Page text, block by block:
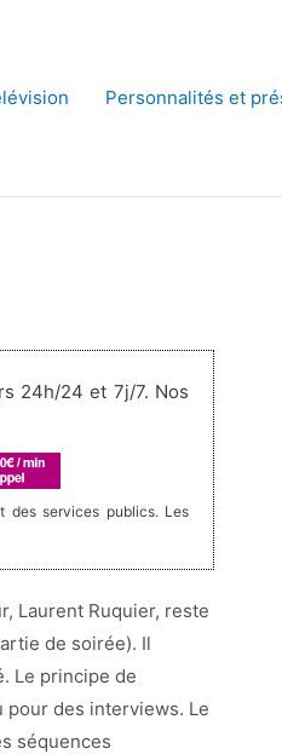
Personnalités et
24h/24 et 7j/7. Nos
des services publics. Les
Laurent Ruquier, reste
de soirée). Il
Le principe de
pour des interviews. Le
séquences